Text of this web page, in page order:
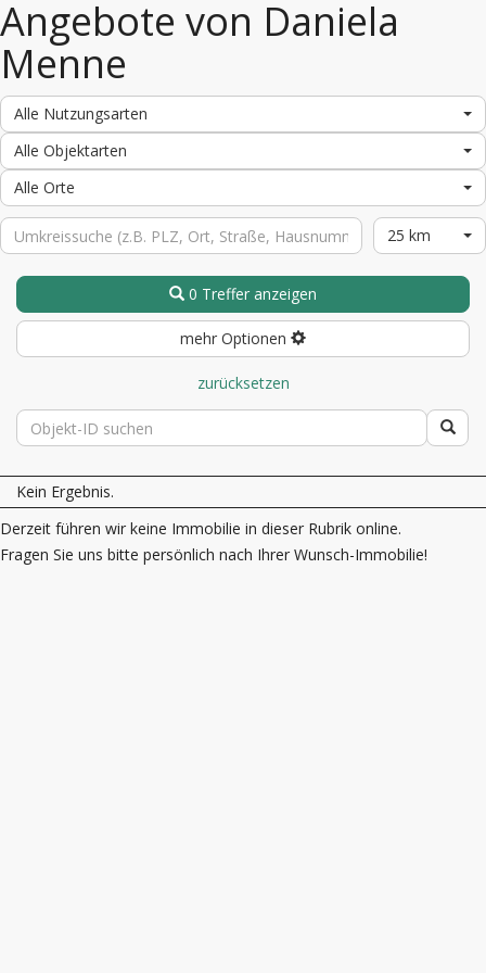
Angebote von Daniela
Menne
Alle Nutzungsarten
Alle Objektarten
Alle Orte
25 km
0 Treffer anzeigen
mehr Optionen
zurücksetzen
Kein Ergebnis.
Derzeit führen wir keine Immobilie in dieser Rubrik online.
Fragen Sie uns bitte persönlich nach Ihrer Wunsch-Immobilie!